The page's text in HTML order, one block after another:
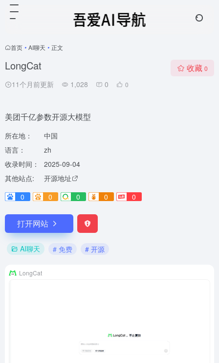
首页 • AI聊天 • 正文
LongCat
11个月前更新 1,028 0 0
收藏 0
美团千亿参数开源大模型
所在地：
中国
语言：
zh
收录时间：
2025-09-04
其他站点:
开源地址
0
0 0 0 0
打开网站
AI聊天 # 免费 # 开源
LongCat